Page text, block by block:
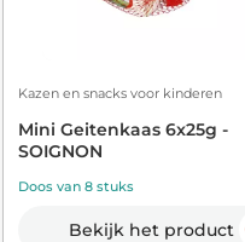
Kazen en snacks voor kinderen
Mini Geitenkaas 6x25g -
SOIGNON
Doos van 8 stuks
Bekijk het product